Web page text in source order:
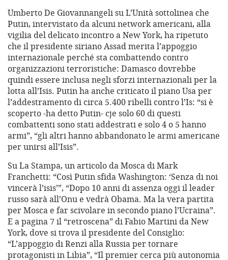
Umberto De Giovannangeli su L’Unità sottolinea che
Putin, intervistato da alcuni network americani, alla
vigilia del delicato incontro a New York, ha ripetuto
che il presidente siriano Assad merita l’appoggio
internazionale perché sta combattendo contro
organizzazioni terroristiche: Damasco dovrebbe
quindi essere inclusa negli sforzi internazionali per la
lotta all’Isis. Putin ha anche criticato il piano Usa per
l’addestramento di circa 5.400 ribelli contro l’Is: “si è
scoperto -ha detto Putin- cje solo 60 di questi
combattenti sono stati addestrati e solo 4 o 5 hanno
armi”, “gli altri hanno abbandonato le armi americane
per unirsi all’Isis”.
Su La Stampa, un articolo da Mosca di Mark
Franchetti: “Così Putin sfida Washington: ‘Senza di noi
vincerà l’isis’”, “Dopo 10 anni di assenza oggi il leader
russo sarà all’Onu e vedrà Obama. Ma la vera partita
per Mosca e far scivolare in secondo piano l’Ucraina”.
E a pagina 7 il “retroscena” di Fabio Martini da New
York, dove si trova il presidente del Consiglio:
“L’appoggio di Renzi alla Russia per tornare
protagonisti in Libia”, “Il premier cerca più autonomia